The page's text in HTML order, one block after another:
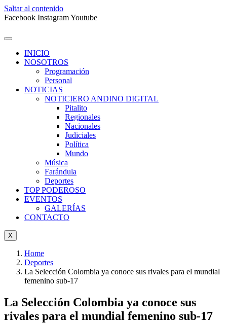
Saltar al contenido
Facebook InstagramYoutube
INICIO
NOSOTROS
Programación
Personal
NOTICIAS
NOTICIERO ANDINO DIGITAL
Pitalito
Regionales
Nacionales
Judiciales
Política
Mundo
Música
Farándula
Deportes
TOP PODEROSO
EVENTOS
GALERÍAS
CONTACTO
X
Home
Deportes
La Selección Colombia ya conoce sus rivales para el mundial
femenino sub-17
La Selección Colombia ya conoce sus
rivales para el mundial femenino sub-17